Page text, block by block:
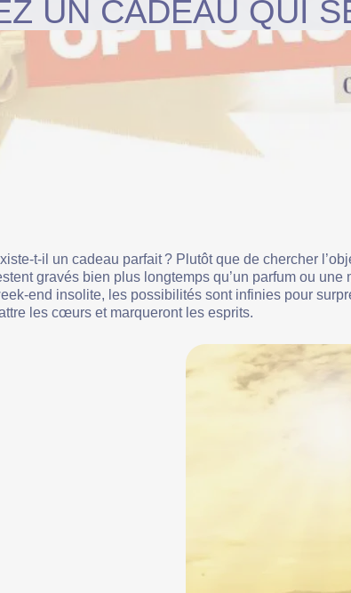
UN CADEAU QUI
t-il un cadeau parfait ? Plutôt que de chercher
gravés bien plus longtemps qu’un parfum ou
end insolite, les possibilités sont infinies pour
les cœurs et marqueront les esprits.